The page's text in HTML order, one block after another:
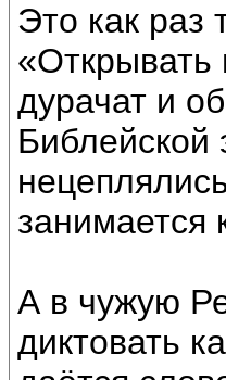
Это как раз
дурачат и
Библейской
А в чужую
диктовать